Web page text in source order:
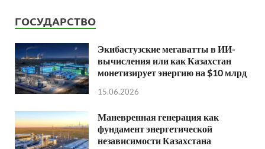
ГОСУДАРСТВО
Экибастузские мегаватты в ИИ-
вычисления или как Казахстан
монетизирует энергию на $10 млрд
15.06.2026
Маневренная генерация как
фундамент энергетической
независимости Казахстана